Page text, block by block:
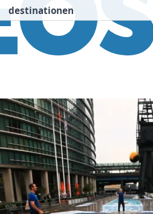
destinationen
Inspiration Destinationen